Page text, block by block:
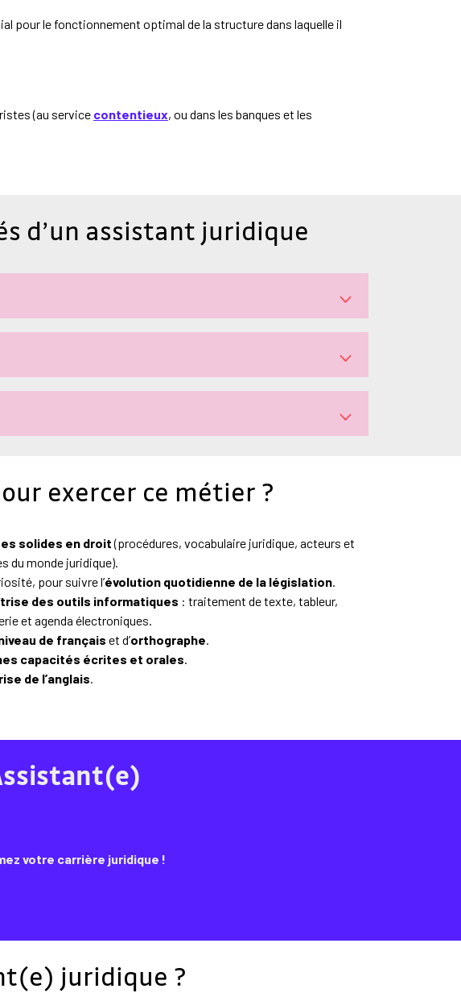
pour le fonctionnement optimal de la structure dans laquelle il
(au service contentieux, ou dans les banques et les
d’un assistant juridique
exercer ce métier ?
solides en droit(procédures, vocabulaire juridique, acteurs et
du monde juridique).
pour suivre l’évolution quotidienne de la législation.
des outils informatiques : traitement de texte, tableur,
et agenda électroniques.
de français et d’orthographe.
capacités écrites et orales.
de l’anglais.
votre carrière juridique !
juridique ?